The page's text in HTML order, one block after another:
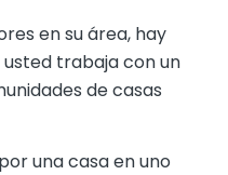
en su área, hay
trabaja con un
de casas
una casa en uno